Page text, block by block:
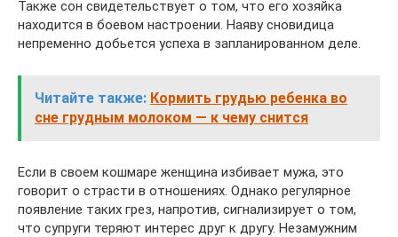
Также сон свидетельствует о том, что его хозяйка
находится в боевом настроении. Наяву сновидица
непременно добьется успеха в запланированном деле.
Читайте также: Кормить грудью ребенка во
сне грудным молоком — к чему снится
Если в своем кошмаре женщина избивает мужа, это
говорит о страсти в отношениях. Однако регулярное
появление таких грез, напротив, сигнализирует о том,
что супруги теряют интерес друг к другу. Незамужним